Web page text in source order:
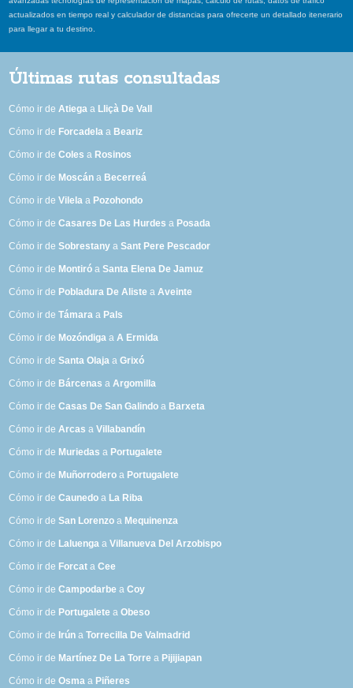
actualizados en tiempo real y calculador de distancias para ofrecerte un detallado itenerario
para llegar a tu destino.
Últimas rutas consultadas
Cómo ir deAtiega a Lliçà De Vall
Cómo ir de Forcadela a Beariz
Cómo ir deColes a Rosinos
Cómo ir de Moscán a Becerreá
Cómo ir deVilela a Pozohondo
Cómo ir deCasares De Las Hurdes a Posada
Cómo ir deSobrestany aSant Pere Pescador
Cómo ir de Montiró aSanta Elena De Jamuz
Cómo ir de Pobladura De Aliste aAveinte
Cómo ir deTámara a Pals
Cómo ir de Mozóndiga aA Ermida
Cómo ir deSanta Olaja aGrixó
Cómo ir de Bárcenas aArgomilla
Cómo ir deCasas De San Galindo a Barxeta
Cómo ir deArcas aVillabandín
Cómo ir de Muriedas a Portugalete
Cómo ir de Muñorrodero a Portugalete
Cómo ir deCaunedo a La Riba
Cómo ir deSan Lorenzo a Mequinenza
Cómo ir de Laluenga aVillanueva Del Arzobispo
Cómo ir de Forcat aCee
Cómo ir deCampodarbe aCoy
Cómo ir de Portugalete aObeso
Cómo ir de Irún aTorrecilla De Valmadrid
Cómo ir de Martínez De La Torre a Pijijiapan
Cómo ir deOsma a Piñeres